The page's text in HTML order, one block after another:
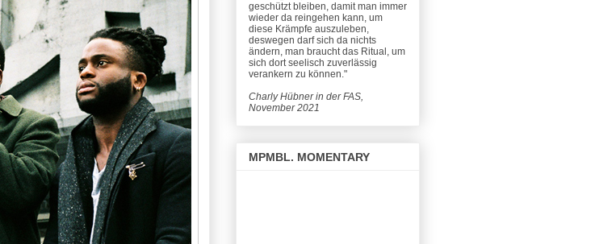
geschützt bleiben, damit man immer
wieder da reingehen kann, um
diese Krämpfe auszuleben,
deswegen darf sich da nichts
ändern, man braucht das Ritual, um
sich dort seelisch zuverlässig
verankern zu können."
Charly Hübner in der FAS,
November 2021
MPMBL. MOMENTARY